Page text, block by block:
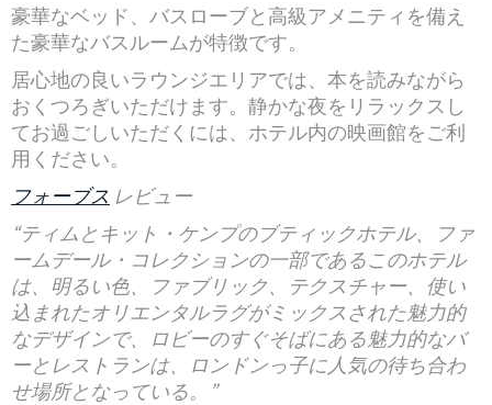
豪華なベッド、バスローブと高級アメニティを備え
た豪華なバスルームが特徴です。
居心地の良いラウンジエリアでは、本を読みながら
おくつろぎいただけます。静かな夜をリラックスし
てお過ごしいただくには、ホテル内の映画館をご利
用ください。
フォーブス レビュー
“ティムとキット・ケンプのブティックホテル、ファ
ームデール・コレクションの一部であるこのホテル
は、明るい色、ファブリック、テクスチャー、使い
込まれたオリエンタルラグがミックスされた魅力的
なデザインで、ロビーのすぐそばにある魅力的なバ
ーとレストランは、ロンドンっ子に人気の待ち合わ
せ場所となっている。”